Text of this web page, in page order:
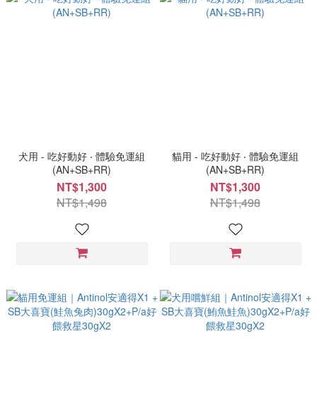
犬用 - 吃好動好 ‧ 體驗免運組
(AN+SB+RR)
NT$1,300
NT$1,498
貓用 - 吃好動好 ‧ 體驗免運組
(AN+SB+RR)
NT$1,300
NT$1,498